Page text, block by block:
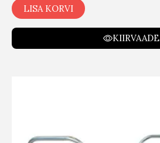
LISA KORVI
KIIRVAADE